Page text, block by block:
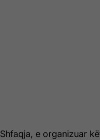
Shfaqja, e organizuar